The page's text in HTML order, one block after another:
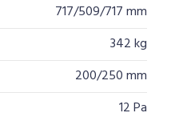
717/509/717 mm
342 kg
200/250 mm
12 Pa